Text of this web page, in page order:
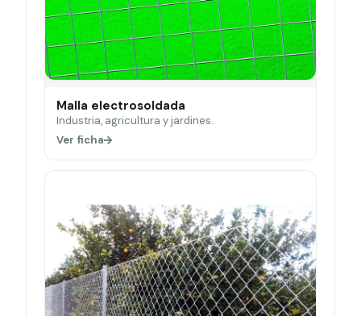
Malla electrosoldada
Industria, agricultura y jardines.
Ver ficha